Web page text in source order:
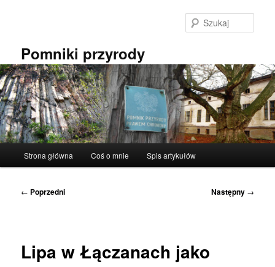
Pomniki przyrody
Strona główna Coś o mnie Spis artykułów
Nawigacja
← Poprzedni Następny →
Lipa w Łączanach jako